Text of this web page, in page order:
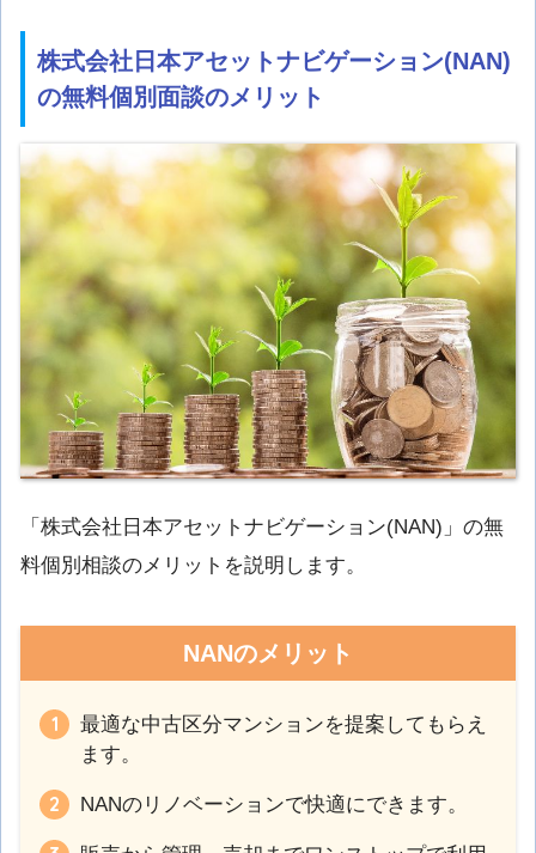
株式会社日本アセットナビゲーション(NAN)
の無料個別面談のメリット
「株式会社日本アセットナビゲーション(NAN)」の無
料個別相談のメリットを説明します。
NANのメリット
最適な中古区分マンションを提案してもらえ
ます。
NANのリノベーションで快適にできます。